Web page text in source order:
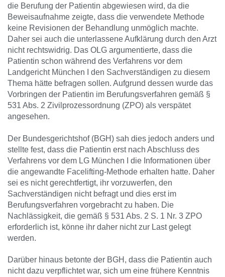
die Berufung der Patientin abgewiesen wird, da die
Beweisaufnahme zeigte, dass die verwendete Methode
keine Revisionen der Behandlung unmöglich machte.
Daher sei auch die unterlassene Aufklärung durch den Arzt
nicht rechtswidrig. Das OLG argumentierte, dass die
Patientin schon während des Verfahrens vor dem
Landgericht München I den Sachverständigen zu diesem
Thema hätte befragen sollen. Aufgrund dessen wurde das
Vorbringen der Patientin im Berufungsverfahren gemäß §
531 Abs. 2 Zivilprozessordnung (ZPO) als verspätet
angesehen.
Der Bundesgerichtshof (BGH) sah dies jedoch anders und
stellte fest, dass die Patientin erst nach Abschluss des
Verfahrens vor dem LG München I die Informationen über
die angewandte Facelifting-Methode erhalten hatte. Daher
sei es nicht gerechtfertigt, ihr vorzuwerfen, den
Sachverständigen nicht befragt und dies erst im
Berufungsverfahren vorgebracht zu haben. Die
Nachlässigkeit, die gemäß § 531 Abs. 2 S. 1 Nr. 3 ZPO
erforderlich ist, könne ihr daher nicht zur Last gelegt
werden.
Darüber hinaus betonte der BGH, dass die Patientin auch
nicht dazu verpflichtet war, sich um eine frühere Kenntnis